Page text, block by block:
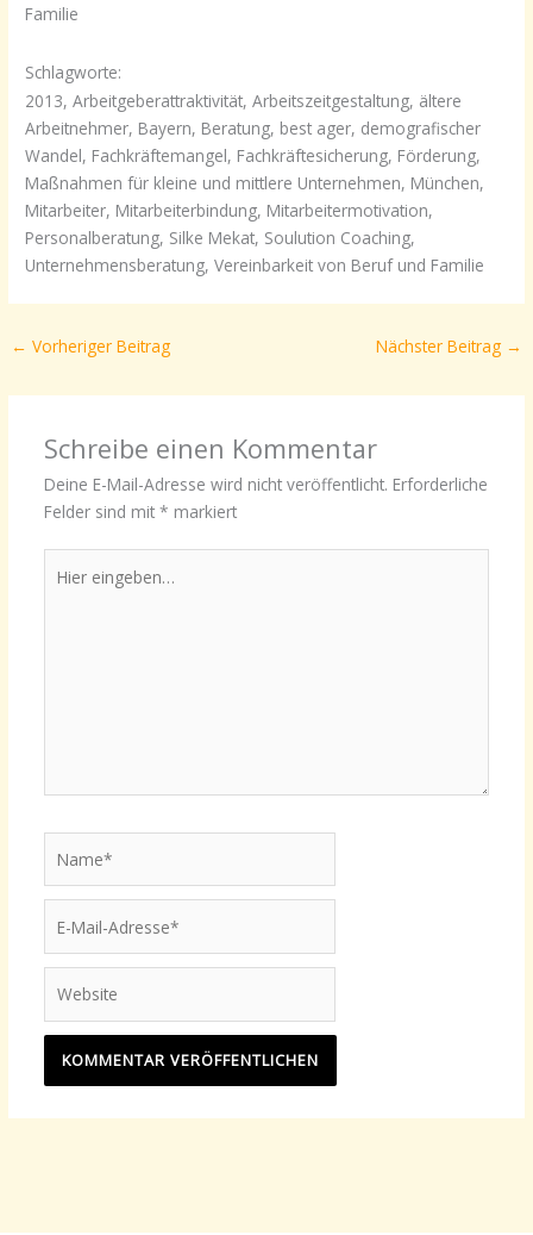
Familie
Schlagworte:
2013, Arbeitgeberattraktivität, Arbeitszeitgestaltung, ältere
Arbeitnehmer, Bayern, Beratung, best ager, demografischer
Wandel, Fachkräftemangel, Fachkräftesicherung, Förderung,
Maßnahmen für kleine und mittlere Unternehmen, München,
Mitarbeiter, Mitarbeiterbindung, Mitarbeitermotivation,
Personalberatung, Silke Mekat, Soulution Coaching,
Unternehmensberatung, Vereinbarkeit von Beruf und Familie
← Vorheriger Beitrag Nächster Beitrag →
Schreibe einen Kommentar
Deine E-Mail-Adresse wird nicht veröffentlicht. Erforderliche
Felder sind mit * markiert
eingeben…
Mail-
Adresse*